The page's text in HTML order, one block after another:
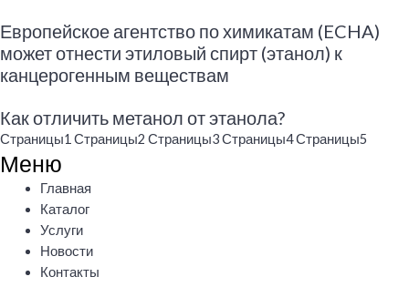
Европейское агентство по химикатам (ECHA)
может отнести этиловый спирт (этанол) к
канцерогенным веществам
Как отличить метанол от этанола?
Страницы1 Страницы2 Страницы3Страницы4Страницы5
Меню
Меню
Главная
Каталог
Услуги
Новости
Контакты